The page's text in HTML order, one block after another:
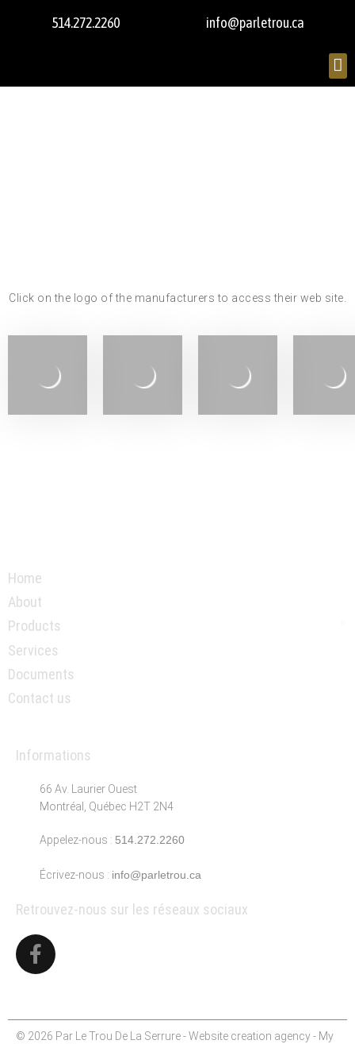
514.272.2260 info@parletrou.ca
Click on the logo of the manufacturers to access their web site.
Home
About
Products
Services
Documents
Contact us
Informations
66 Av. Laurier Ouest
Montréal, Québec H2T 2N4
Appelez-nous : 514.272.2260
Écrivez-nous : info@parletrou.ca
Retrouvez-nous sur les réseaux sociaux
© 2026 Par Le Trou De La Serrure - Website creation agency - My